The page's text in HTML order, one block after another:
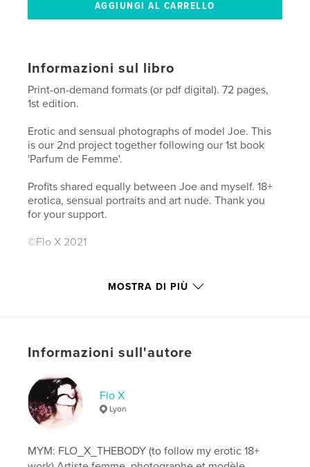
Informazioni sul libro
Print-on-demand formats (or pdf digital). 72 pages,
1st edition.
Erotic and sensual photographs of model Joe. This
is our 2nd project together following our 1st book
'Parfum de Femme'.
Profits shared equally between Joe and myself. 18+
erotica, sensual portraits and art nude. Thank you
for your support.
©Flo X 2021
Sito web dell'autore
https://www.instagram.com/elle_by_flo_x/
Categoria principale: Libri d'arte e fotografia
Categorie aggiuntive
Fotografia artistica
Formato del progetto:
N° di pagine:
ISBN
Copertina rigida con sovraccoperta: 9781006235320
MOSTRA DI PIÙ
Informazioni sull'autore
Flo X
Lyon
MYM: FLO_X_THEBODY (to follow my erotic 18+